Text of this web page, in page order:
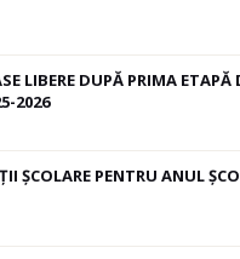
LIBERE DUPĂ PRIMA ETAPĂ
2026
ȘCOLARE PENTRU ANUL